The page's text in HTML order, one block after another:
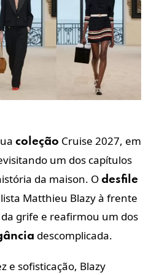
coleção Cruise 2027, em
um dos capítulos
da maison. O desfile
Matthieu Blazy à frente
grife e reafirmou um dos
descomplicada.
e sofisticação, Blazy